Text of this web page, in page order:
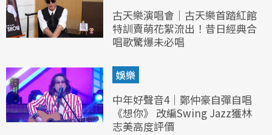
古天樂演唱會｜古天樂首踏紅館
特訓賣萌花絮流出！昔日經典合
唱歌驚爆未必唱
娛樂
中年好聲音4｜鄭仲豪自彈自唱
《想你》 改編Swing Jazz獲林
志美高度評價